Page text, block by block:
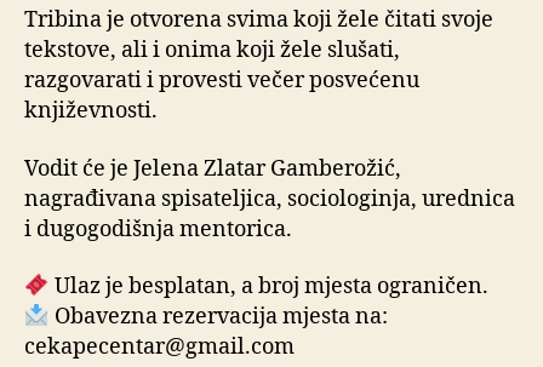
Tribina je otvorena svima koji žele čitati svoje
tekstove, ali i onima koji žele slušati,
razgovarati i provesti večer posvećenu
književnosti.
Vodit će je Jelena Zlatar Gamberožić,
nagrađivana spisateljica, sociologinja, urednica
i dugogodišnja mentorica.
Ulaz je besplatan, a broj mjesta ograničen.
Obavezna rezervacija mjesta na:
cekapecentar@gmail.com